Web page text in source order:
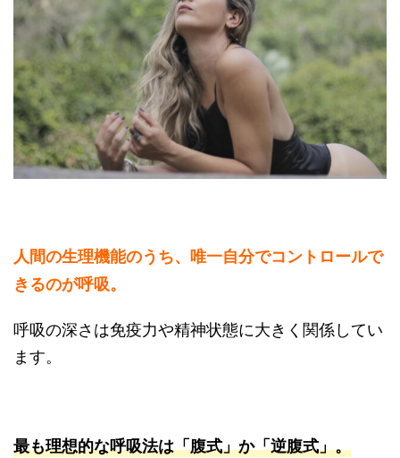
人間の生理機能のうち、唯一自分でコントロールで
きるのが呼吸。
呼吸の深さは免疫力や精神状態に大きく関係してい
ます。
最も理想的な呼吸法は「腹式」か「逆腹式」。